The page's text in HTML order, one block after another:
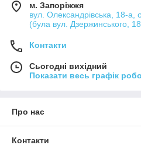
м. Запоріжжя
вул. Олександрівська, 18-а,
(була вул. Дзержинського,
Контакти
Сьогодні вихідний
Показати весь графік
Про нас
Контакти